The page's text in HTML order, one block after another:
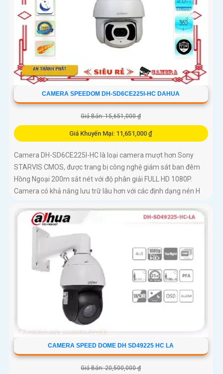
CAMERA SPEEDOM DH-SD6CE225I-HC DAHUA
Giá Bán: 15,651,000 ₫
Giá Khuyến Mại: 11,651,000 ₫
Camera DH-SD6CE225I-HC là loại camera mượt hơn Sony
STARVIS CMOS, được trang bị công nghệ giám sát ban đêm
Hồng Ngoại 200m sắt nét với độ phân giải FULL HD 1080P.
Camera có khả năng lưu trữ lâu hơn với các định dạng nén H
CAMERA SPEED DOME DH SD49225 HC LA
Giá Bán: 20,500,000 ₫